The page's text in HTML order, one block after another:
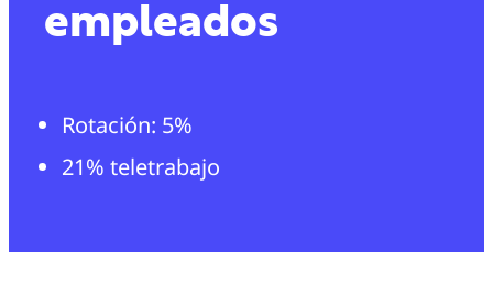
empleados
Rotación: 5%
21% teletrabajo